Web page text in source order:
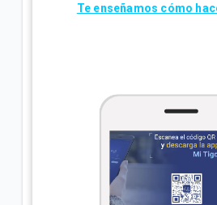
Te enseñamos cómo